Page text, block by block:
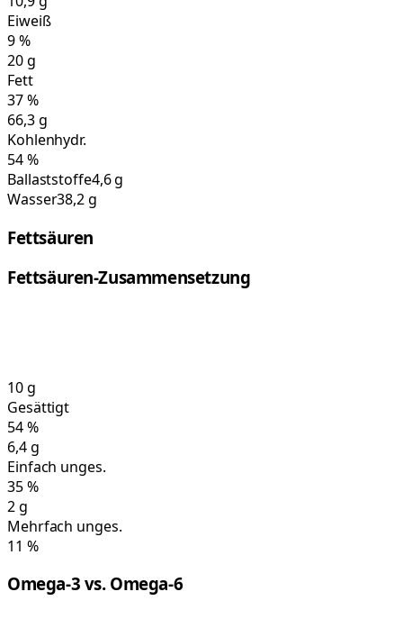
Eiweiß
9%
20g
Fett
37%
66,3g
Kohlenhydr.
54%
Ballaststoffe4,6 g
Wasser38,2 g
Fettsäuren
Fettsäuren-Zusammensetzung
10g
Gesättigt
54%
6,4g
Einfach unges.
35%
2g
Mehrfach unges.
11 %
Omega-3 vs. Omega-6